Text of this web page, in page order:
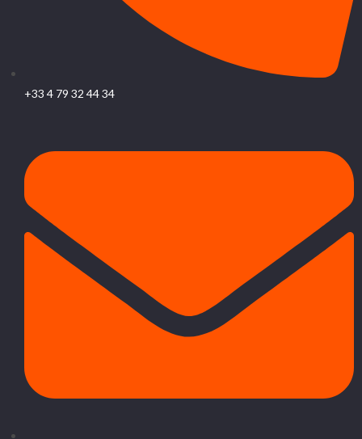
+33 4 79 32 44 34